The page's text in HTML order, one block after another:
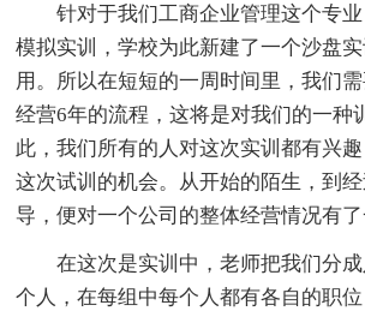
针对于我们工商企业管理这个专业
模拟实训，学校为此新建了一个沙盘
用。所以在短短的一周时间里，我们
经营6年的流程，这将是对我们的一种
此，我们所有的人对这次实训都有兴
这次试训的机会。从开始的陌生，到
导，便对一个公司的整体经营情况有了
在这次是实训中，老师把我们分成
个人，在每组中每个人都有各自的职